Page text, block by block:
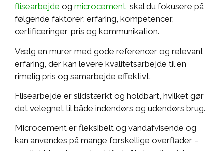
flisearbejde og microcement, skal du fokusere på
følgende faktorer: erfaring, kompetencer,
certificeringer, pris og kommunikation.
Vælg en murer med gode referencer og relevant
erfaring, der kan levere kvalitetsarbejde til en
rimelig pris og samarbejde effektivt.
Flisearbejde er slidstærkt og holdbart, hvilket gør
det velegnet til både indendørs og udendørs brug.
Microcement er fleksibelt og vandafvisende og
kan anvendes på mange forskellige overflader –